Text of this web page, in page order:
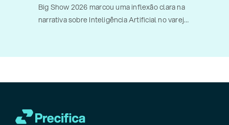
Big Show 2026 marcou uma inflexão clara na
narrativa sobre Inteligência Artificial no varejo.
possibilidades futuras e pilotos